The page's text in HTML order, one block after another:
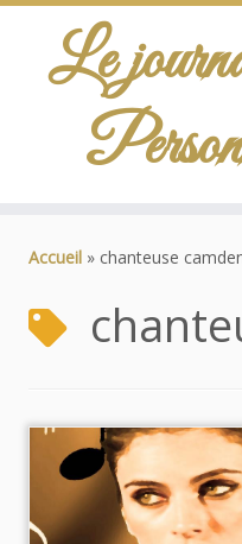
Le
Accueil » chanteuse